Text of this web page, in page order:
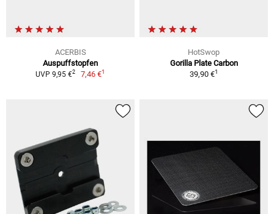
ACERBIS
Auspuffstopfen
UVP 9,95 €2 7,46 €1
HotSwop
Gorilla Plate Carbon
39,90 €1